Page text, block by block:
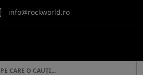
info@rockworld.ro